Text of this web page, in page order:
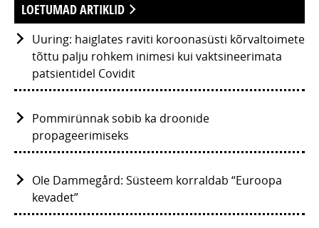
LOETUMAD ARTIKLID
Uuring: haiglates raviti koroonasüsti kõrvaltoimete
tõttu palju rohkem inimesi kui vaktsineerimata
patsientidel Covidit
Pommirünnak sobib ka droonide
propageerimiseks
Ole Dammegård: Süsteem korraldab “Euroopa
kevadet”